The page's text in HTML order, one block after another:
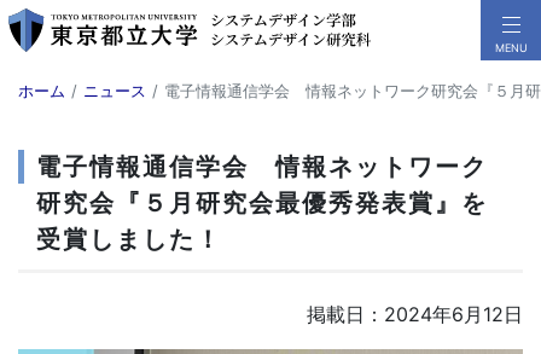
ホーム ニュース 電子情報通信学会 情報ネットワーク研究会『５月
電子情報通信学会 情報ネットワーク
研究会『５月研究会最優秀発表賞』を
受賞しました！
掲載日：2024年6月12日